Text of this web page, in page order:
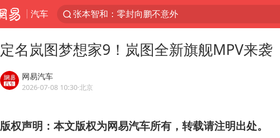
汽车
张本智和：零封向鹏不意外
云南一地村民过火把节意外灼伤16人
本田首次将整车平台外包给印度企业
浙江最强风雨时段已锁定
定名岚图梦想家9！岚图全新旗舰MPV来袭
网易汽车
2026-07-08 10:30·北京
版权声明：本文版权为网易汽车所有，转载请注明出处。